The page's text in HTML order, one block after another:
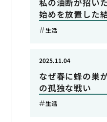
私の油断が招い
始めを放置した
生活
なぜ春に蜂の巣
の孤独な戦い
2025.11.04
生活